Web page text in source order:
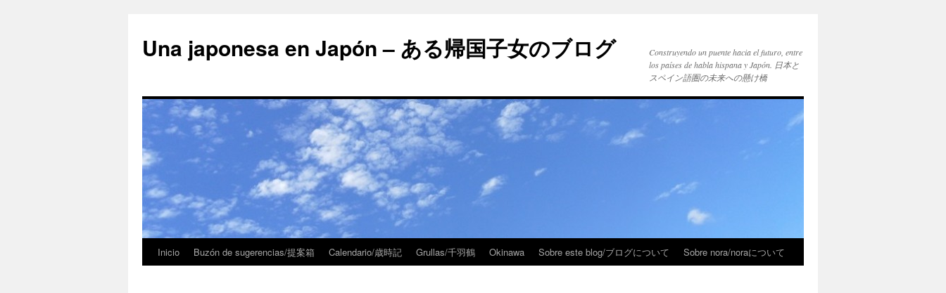
Una japonesa en Japón – ある帰国子女のブログ
Construyendo un puente hacia el futuro, entre
los países de habla hispana y Japón. 日本と
スペイン語圏の未来への懸け橋
Inicio Buzón de sugerencias/提案箱 Calendario/歳時記 Grullas/千羽鶴 Okinawa Sobre este blog/ブログについて Sobre nora/noraについて